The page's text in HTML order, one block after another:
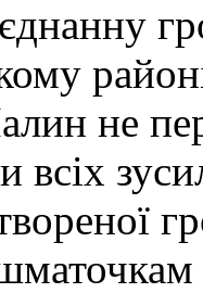
не
всіх